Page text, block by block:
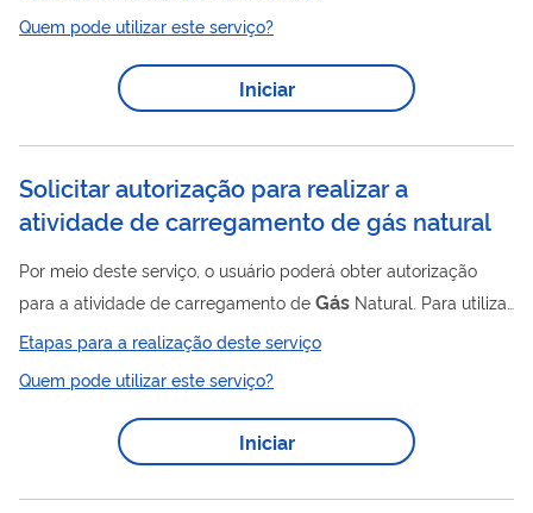
Superintendência da Exploração em termos de volume de
gásnatural. Para utilizar esse serviço você deve ter
um cadastro como usuário externo do SEI-ANP. Para mais
Quem pode utilizar este serviço?
Iniciar
Solicitar autorização para realizar a
atividade de carregamento de gás natural
Por meio deste serviço, o usuário poderá obter autorização
para a atividade de carregamento de Gás Natural. Para utilizar
esse serviço você deve ter um cadastro como usuário externo
do SEI-ANP. Para mais informações acesse o serviço " Solicitar
cadastro como usuário externo no SEI-ANP ".
Etapas para a realização deste serviço
Quem pode utilizar este serviço?
Iniciar